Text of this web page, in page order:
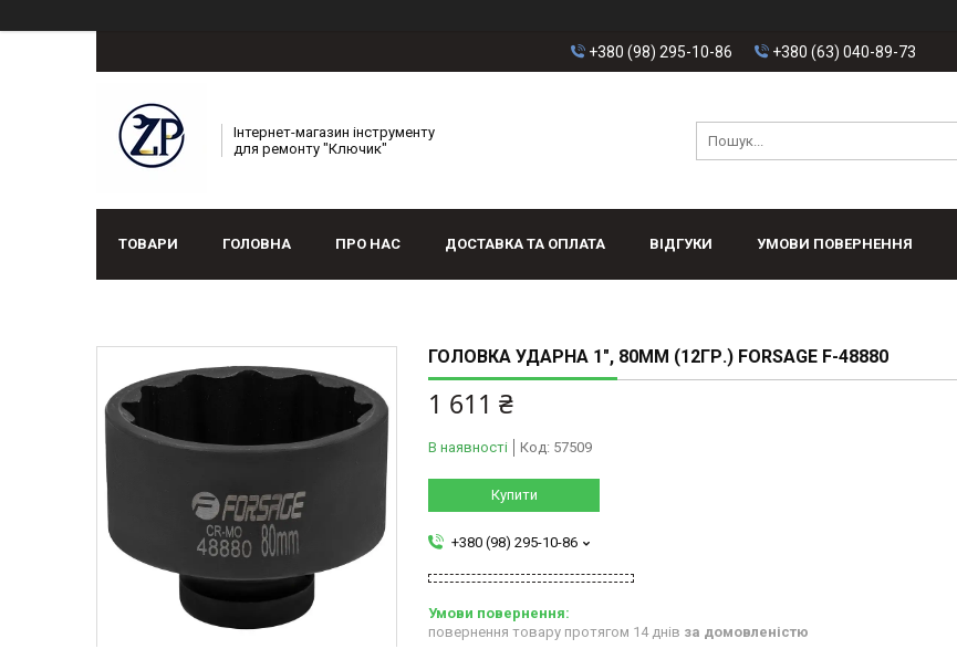
+380 (98) 295-10-86 +380 (63) 040-89-73
Інтернет-магазин інструменту
для ремонту "Ключик"
ТОВАРИ ГОЛОВНА ПРО НАС ДОСТАВКА ТА ОПЛАТА ВІДГУКИ УМОВИ ПОВЕРНЕННЯ
ГОЛОВКА УДАРНА 1", 80ММ (12ГР.) FORSAGE F-48880
1 611 ₴
В наявності Код: 57509
Купити
+380 (98) 295-10-86
повернення товару протягом 14 днів за домовленістю